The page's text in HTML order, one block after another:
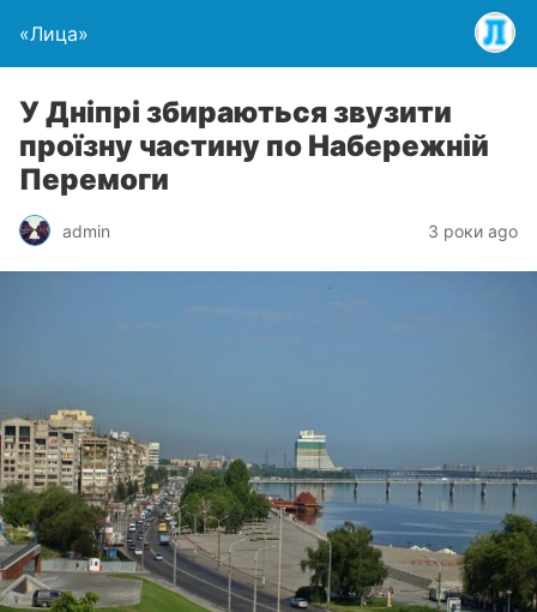
«Лица»
У Дніпрі збираються звузити
проїзну частину по Набережній
Перемоги
admin 3 роки ago